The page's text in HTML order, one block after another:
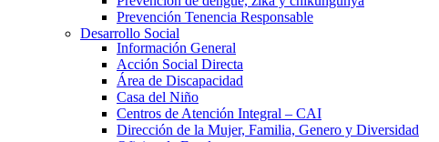
Prevención Tenencia Responsable
Desarrollo Social
Información General
Acción Social Directa
Área de Discapacidad
Casa del Niño
Centros de Atención Integral – CAI
Dirección de la Mujer, Familia, Genero y Diversidad